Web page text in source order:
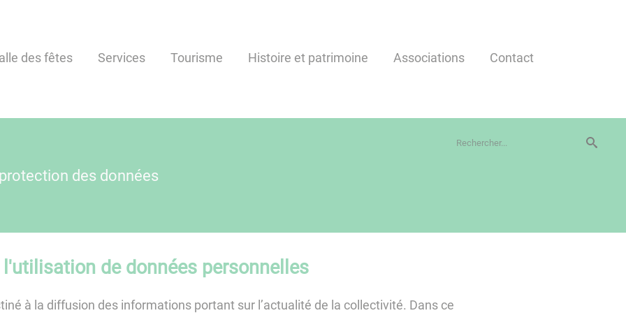
des fêtes Services Tourisme Histoire et patrimoine Associations Contact
des données
de données personnelles
à la diffusion des informations portant sur l’actualité de la collectivité. Dans ce